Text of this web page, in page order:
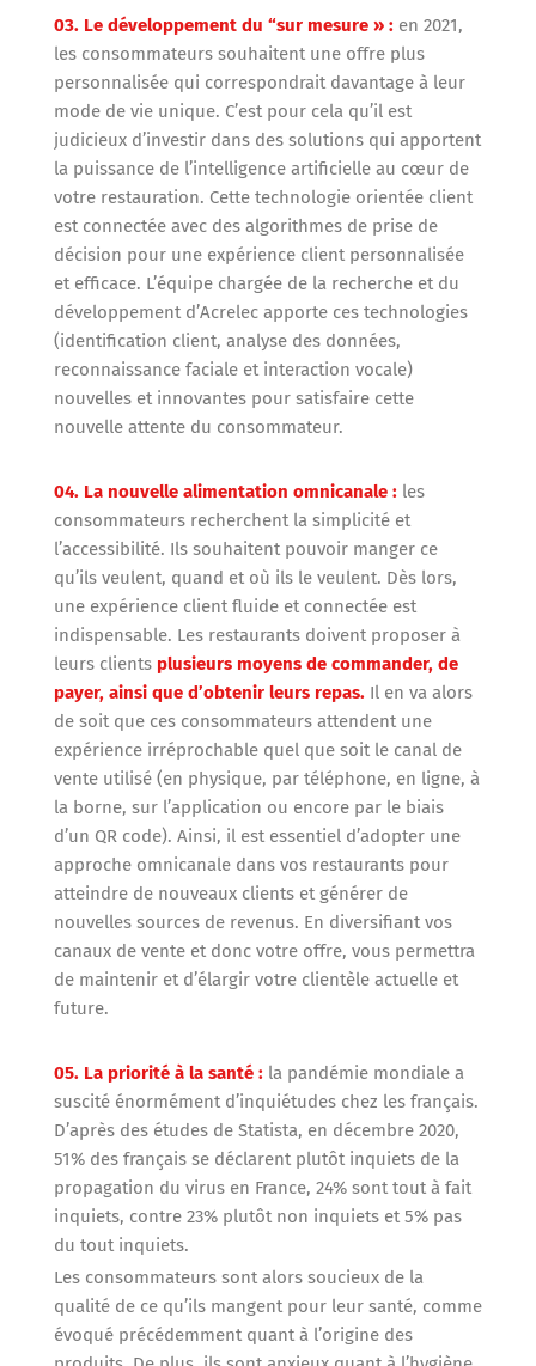
03. Le développement du “sur mesure » :en 2021,
les consommateurs souhaitent une offre plus
personnalisée qui correspondrait davantage à leur
mode de vie unique. C’est pour cela qu’il est
judicieux d’investir dans des solutions qui apportent
la puissance de l’intelligence artificielle au cœur de
votre restauration. Cette technologie orientée client
est connectée avec des algorithmes de prise de
décision pour une expérience client personnalisée
et efficace. L’équipe chargée de la recherche et du
développement d’Acrelec apporte ces technologies
(identification client, analyse des données,
reconnaissance faciale et interaction vocale)
nouvelles et innovantes pour satisfaire cette
nouvelle attente du consommateur.
04. La nouvelle alimentation omnicanale :les
consommateurs recherchent la simplicité et
l’accessibilité. Ils souhaitent pouvoir manger ce
qu’ils veulent, quand et où ils le veulent. Dès lors,
une expérience client fluide et connectée est
indispensable. Les restaurants doivent proposer à
leurs clients plusieurs moyens de commander, de
payer, ainsi que d’obtenir leurs repas.Il en va alors
de soit que ces consommateurs attendent une
expérience irréprochable quel que soit le canal de
vente utilisé (en physique, par téléphone, en ligne, à
la borne, sur l’application ou encore par le biais
d’un QR code). Ainsi, il est essentiel d’adopter une
approche omnicanale dans vos restaurants pour
atteindre de nouveaux clients et générer de
nouvelles sources de revenus. En diversifiant vos
canaux de vente et donc votre offre, vous permettra
de maintenir et d’élargir votre clientèle actuelle et
future.
05. La priorité à la santé :la pandémie mondiale a
suscité énormément d’inquiétudes chez les français.
D’après des études de Statista, en décembre 2020,
51% des français se déclarent plutôt inquiets de la
propagation du virus en France, 24% sont tout à fait
inquiets, contre 23% plutôt non inquiets et 5% pas
du tout inquiets.
Les consommateurs sont alors soucieux de la
qualité de ce qu’ils mangent pour leur santé, comme
évoqué précédemment quant à l’origine des